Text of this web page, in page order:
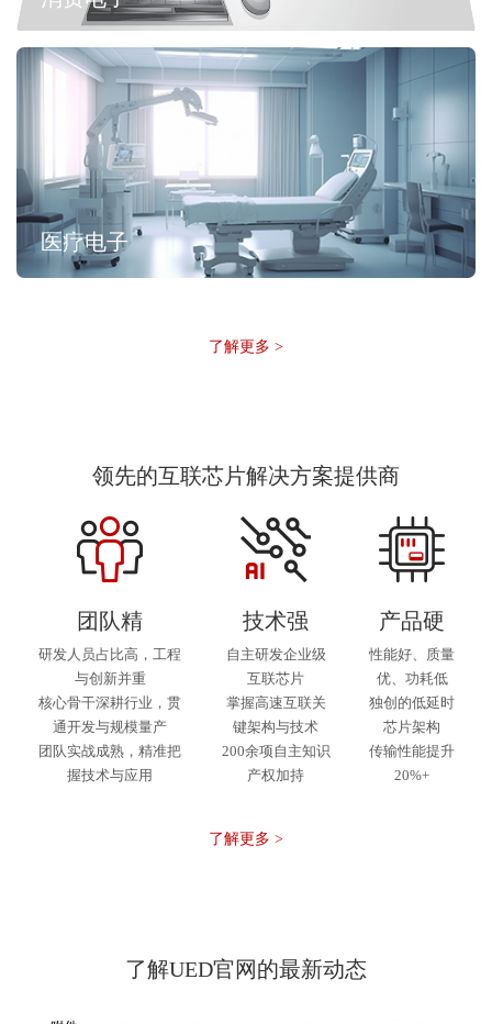
医疗电子
了解更多 >
领先的互联芯片解决方案提供商
团队精
研发人员占比高，工程
与创新并重
核心骨干深耕行业，贯
通开发与规模量产
团队实战成熟，精准把
握技术与应用
技术强
自主研发企业级
互联芯片
掌握高速互联关
键架构与技术
200余项自主知识
产权加持
产品硬
性能好、质量
优、功耗低
独创的低延时
芯片架构
传输性能提升
20%+
了解更多 >
了解UED官网的最新动态